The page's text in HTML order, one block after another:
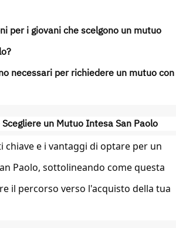
per i giovani che scelgono un mutuo
necessari per richiedere un mutuo con
un Mutuo Intesa San Paolo
chiave e i vantaggi di optare per un
Paolo, sottolineando come questa
il percorso verso l'acquisto della tua